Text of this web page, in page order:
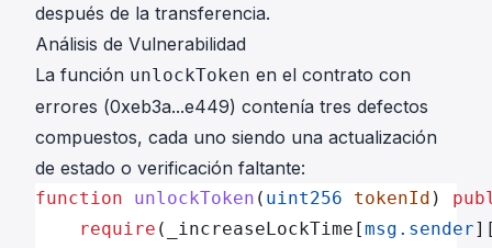
después de la transferencia.
Análisis de Vulnerabilidad
La función unlockToken en el contrato con
errores (0xeb3a...e449) contenía tres defectos
compuestos, cada uno siendo una actualización
de estado o verificación faltante:
function unlockToken ( uint256 tokenId )
    require
(_increaseLockTime[msg.sender